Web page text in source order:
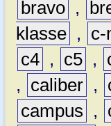
bravo ,
klasse , c-
c4 , c5 ,
,
caliber ,
campus
,